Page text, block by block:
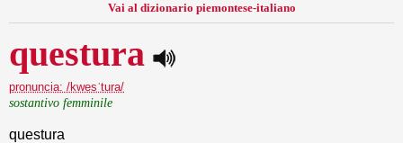
Vai al dizionario piemontese-italiano
questura
pronuncia: /kwesˈtura/
sostantivo femminile
questura